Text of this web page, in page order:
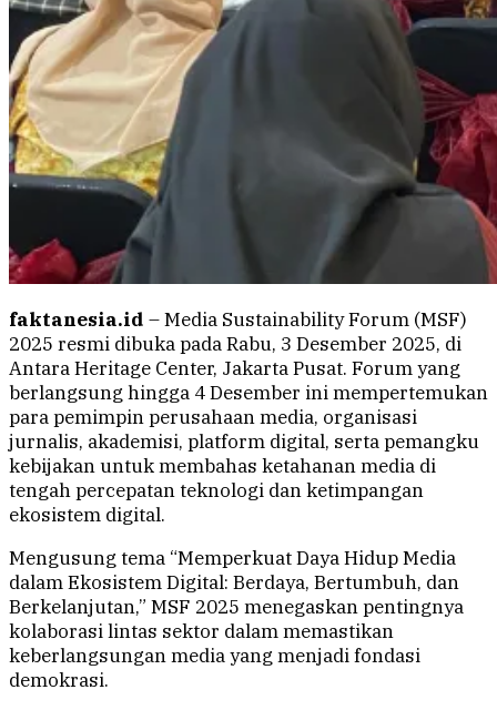
faktanesia.id – Media Sustainability Forum (MSF)
2025 resmi dibuka pada Rabu, 3 Desember 2025, di
Antara Heritage Center, Jakarta Pusat. Forum yang
berlangsung hingga 4 Desember ini mempertemukan
para pemimpin perusahaan media, organisasi
jurnalis, akademisi, platform digital, serta pemangku
kebijakan untuk membahas ketahanan media di
tengah percepatan teknologi dan ketimpangan
ekosistem digital.
Mengusung tema “Memperkuat Daya Hidup Media
dalam Ekosistem Digital: Berdaya, Bertumbuh, dan
Berkelanjutan,” MSF 2025 menegaskan pentingnya
kolaborasi lintas sektor dalam memastikan
keberlangsungan media yang menjadi fondasi
demokrasi.